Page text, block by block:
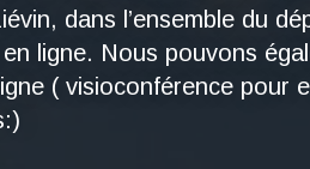
dans l’ensemble du
ligne. Nous pouvons
( visioconférence pour